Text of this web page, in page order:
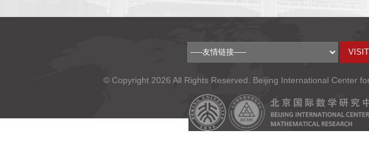
© Copyright 2026 All Rights Reserved. Beijing International Center